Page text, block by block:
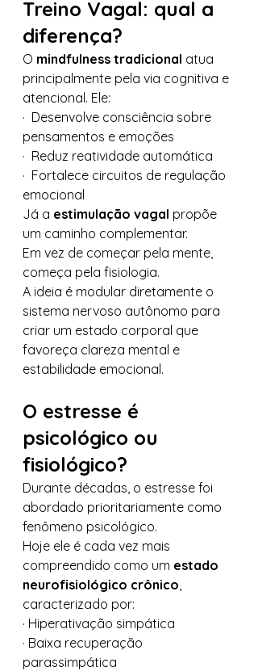
Treino Vagal: qual a
diferença?
O mindfulness tradicional atua
principalmente pela via cognitiva e
atencional. Ele:
·  Desenvolve consciência sobre
pensamentos e emoções
·  Reduz reatividade automática
·  Fortalece circuitos de regulação
emocional
Já a estimulação vagal propõe
um caminho complementar.
Em vez de começar pela mente,
começa pela fisiologia.
A ideia é modular diretamente o
sistema nervoso autônomo para
criar um estado corporal que
favoreça clareza mental e
estabilidade emocional.
O estresse é
psicológico ou
fisiológico?
Durante décadas, o estresse foi
abordado prioritariamente como
fenômeno psicológico.
Hoje ele é cada vez mais
compreendido como um estado
neurofisiológico crônico,
caracterizado por:
· Hiperativação simpática
· Baixa recuperação
parassimpática